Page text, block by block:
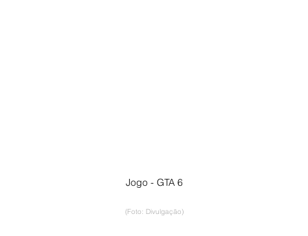
Jogo - GTA 6
(Foto: Divulgação)